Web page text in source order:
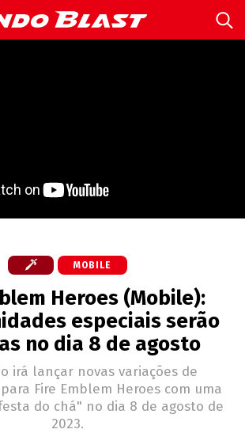
MOBILE
Heroes (Mobile):
especiais serão
no dia 8 de agosto
irá lançar novas variações de
Fire Emblem Heroes com uma
do chá" no dia 8 de agosto de
2023.